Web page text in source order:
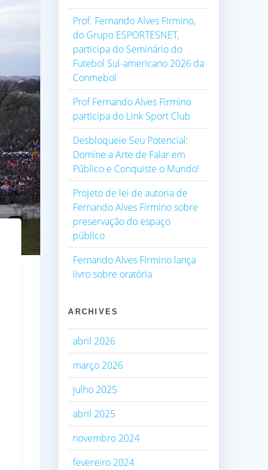
Prof. Fernando Alves Firmino,
do Grupo ESPORTESNET,
participa do Seminário do
Futebol Sul-americano 2026 da
Conmebol
Prof Fernando Alves Firmino
participa do Link Sport Club
Desbloqueie Seu Potencial:
Domine a Arte de Falar em
Público e Conquiste o Mundo!
Projeto de lei de autoria de
Fernando Alves Firmino sobre
preservação do espaço
público
Fernando Alves Firmino lança
livro sobre oratória
ARCHIVES
abril 2026
março 2026
julho 2025
abril 2025
novembro 2024
fevereiro 2024